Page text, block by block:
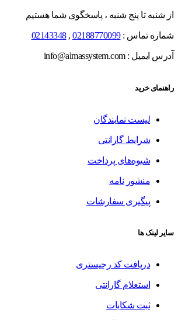
از شنبه تا پنج شنبه ، پاسخگوی شما هستیم
شماره تماس :02188770099
,
02143348
آدرس ایمیل : info@almassystem.com
راهنمای خرید
لیست نمایندگان
شرایط گارانتی
شیوه‌های پرداخت
منشور نامه
پیگیری سفارشات
سایر لینک ها
دریافت کد رجیستری
استعلام گارانتی
ثبت شکایات